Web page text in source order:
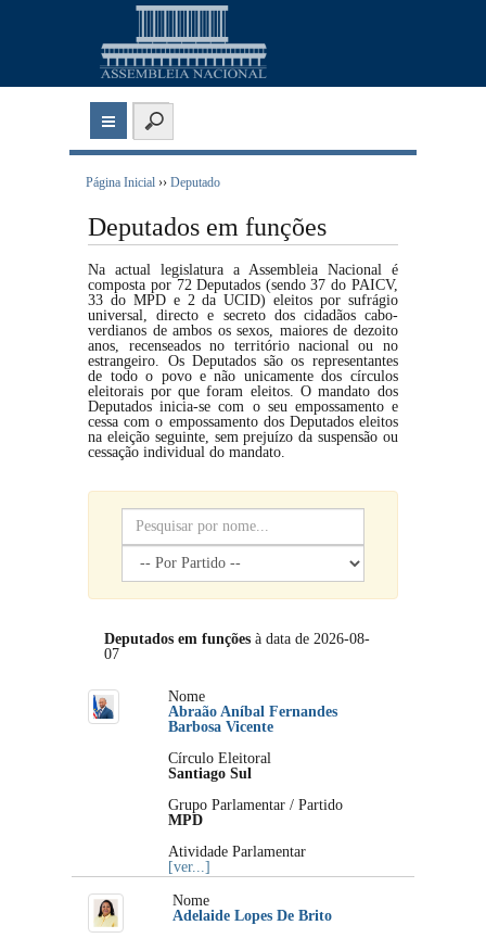
Página Inicial ›› Deputado
Deputados em funções
Na actual legislatura a Assembleia Nacional é
composta por 72 Deputados (sendo 37 do PAICV,
33 do MPD e 2 da UCID) eleitos por sufrágio
universal, directo e secreto dos cidadãos cabo-
verdianos de ambos os sexos, maiores de dezoito
anos, recenseados no território nacional ou no
estrangeiro. Os Deputados são os representantes
de todo o povo e não unicamente dos círculos
eleitorais por que foram eleitos. O mandato dos
Deputados inicia-se com o seu empossamento e
cessa com o empossamento dos Deputados eleitos
na eleição seguinte, sem prejuízo da suspensão ou
cessação individual do mandato.
Deputados em funçõesà data de 2026-08-
07
Nome
Abraão Aníbal Fernandes
Barbosa Vicente
Círculo Eleitoral
Santiago Sul
Grupo Parlamentar / Partido
MPD
Atividade Parlamentar
[ver...]
Nome
Adelaide Lopes De Brito